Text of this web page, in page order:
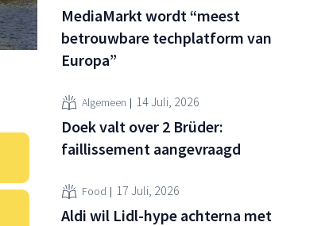
MediaMarkt wordt “meest
betrouwbare techplatform van
Europa”
Algemeen 14 Juli, 2026
Doek valt over 2 Brüder:
faillissement aangevraagd
Food 17 Juli, 2026
Aldi wil Lidl-hype achterna met